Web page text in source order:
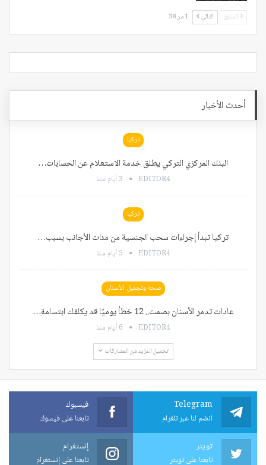
السابق التالي 1 من 38
أحدث الأخبار
تركيا
البنك المركزي التركي يطلق خدمة الاستعلام عن الحسابات…
EDITOR4 3 أيام منذ
تركيا
تركيا تبدأ إجراءات سحب الجنسية من مئات الأجانب بسبب…
EDITOR4 5 أيام منذ
صحة وتجميل الأسنان
عادات تدمر الأسنان بصمت.. 12 خطأ يوميًا قد يكلفك ابتسامة…
EDITOR4 6 أيام منذ
تحميل المزيد من المشاركات
Telegram
انضم لنا عبر تلغرام
فيسبوك
تابعنا على فيسوك
تويتر
تابعنا على تويتر
إنستغرام
تابعنا على إنستغرام